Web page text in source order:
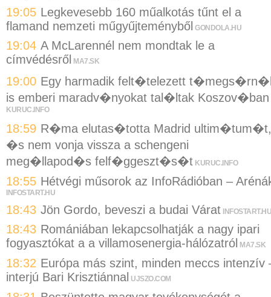
19:05 Legkevesebb 160 műalkotás tűnt el a
flamand nemzeti műgyűjteményből GONDOLA.HU
19:04 A McLarennél nem mondtak le a
címvédésről
MA7.SK
19:00 Egy harmadik felt�telezett
is emberi maradv�nyokat tal�ltak Koszov�ban
KURUC.INFO
18:59 R�ma elutas�totta Madrid ultim�tum�t,
�s nem vonja vissza a schengeni
meg�llapod�s felf�ggeszt�s�t KURUC.INFO
18:55 Hétvégi műsorok az InfoRádióban –
INFOSTART.HU
18:43 Jön Gordo, beveszi a budai Várat INFOSTART.HU
18:43 Romániában lekapcsolhatják a nagy ipari
fogyasztókat a a villamosenergia-hálózatról
MA7.SK
18:32 Európa más szint, minden meccs intenzív
interjú Bari Krisztiánnal UJSZO.COM